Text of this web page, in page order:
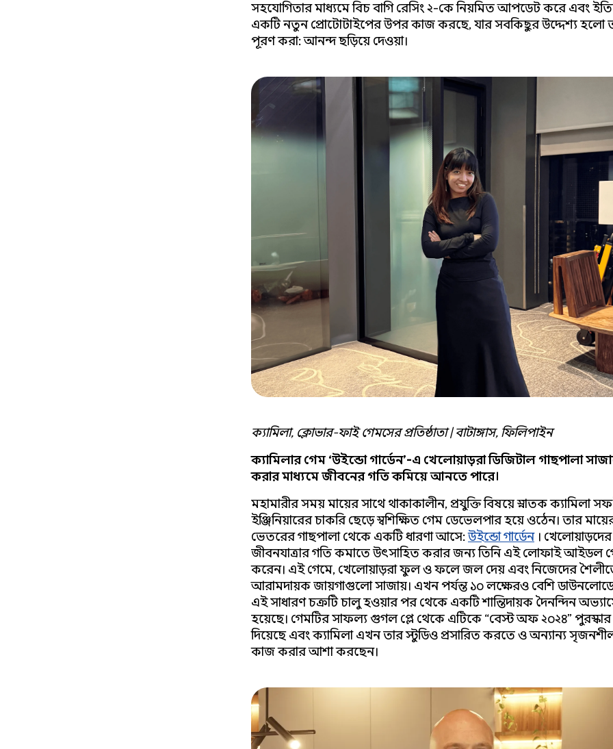
সহযোগিতার মাধ্যমে বিচ বাগি রেসিং ২-কে নিয়মিত আপডেট করে এবং
একটি নতুন প্রোটোটাইপের উপর কাজ করছে, যার সবকিছুর উদ্দেশ্য হলো
পূরণ করা: আনন্দ ছড়িয়ে দেওয়া।
ক্যামিলা, ক্লোভার-ফাই গেমসের প্রতিষ্ঠাতা | বাটাঙ্গাস, ফিলিপাইন
ক্যামিলার গেম ‘উইন্ডো গার্ডেন’-এ খেলোয়াড়রা ডিজিটাল গাছপালা
করার মাধ্যমে জীবনের গতি কমিয়ে আনতে পারে।
মহামারীর সময় মায়ের সাথে থাকাকালীন, প্রযুক্তি বিষয়ে স্নাতক ক্যামিলা
ইঞ্জিনিয়ারের চাকরি ছেড়ে স্বশিক্ষিত গেম ডেভেলপার হয়ে ওঠেন। তার
ভেতরের গাছপালা থেকে একটি ধারণা আসে:উইন্ডো গার্ডেন। খেলোয়াড়দের
জীবনযাত্রার গতি কমাতে উৎসাহিত করার জন্য তিনি এই লোফাই আইডল
করেন। এই গেমে, খেলোয়াড়রা ফুল ও ফলে জল দেয় এবং নিজেদের
আরামদায়ক জায়গাগুলো সাজায়। এখন পর্যন্ত ১০ লক্ষেরও বেশি
এই সাধারণ চক্রটি চালু হওয়ার পর থেকে একটি শান্তিদায়ক দৈনন্দিন
হয়েছে। গেমটির সাফল্য গুগল প্লে থেকে এটিকে “বেস্ট অফ ২০২৪”
দিয়েছে এবং ক্যামিলা এখন তার স্টুডিও প্রসারিত করতে ও অন্যান্য
কাজ করার আশা করছেন।